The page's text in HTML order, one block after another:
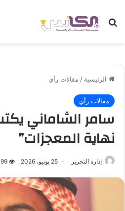
بحث عن
الرئيسية / مقالات رأي
مقالات رأي
سامر الشاماني
نهاية المعجزات”
إدارة التحرير 25 يونيو، 2026 99